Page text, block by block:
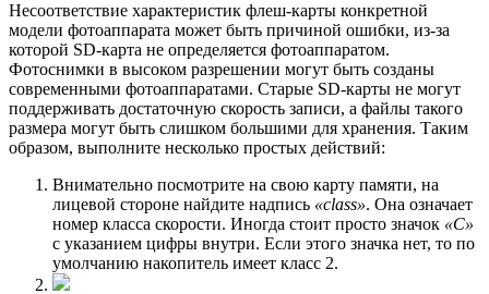
Несоответствие характеристик флеш-карты конкретной
модели фотоаппарата может быть причиной ошибки, из-за
которой SD-карта не определяется фотоаппаратом.
Фотоснимки в высоком разрешении могут быть созданы
современными фотоаппаратами. Старые SD-карты не могут
поддерживать достаточную скорость записи, а файлы такого
размера могут быть слишком большими для хранения. Таким
образом, выполните несколько простых действий:
Внимательно посмотрите на свою карту памяти, на
лицевой стороне найдите надпись «class». Она означает
номер класса скорости. Иногда стоит просто значок «С»
с указанием цифры внутри. Если этого значка нет, то по
умолчанию накопитель имеет класс 2.